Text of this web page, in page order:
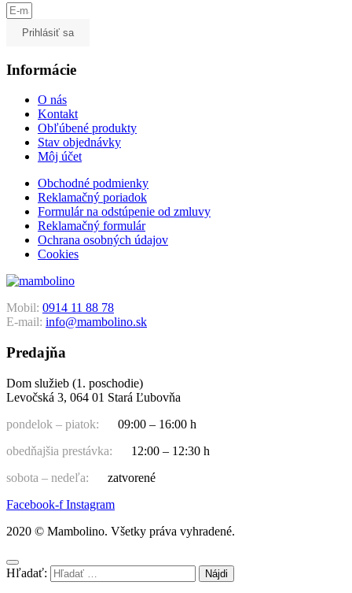
Prihlásiť sa
Informácie
O nás
Kontakt
Obľúbené produkty
Stav objednávky
Môj účet
Obchodné podmienky
Reklamačný poriadok
Formulár na odstúpenie od zmluvy
Reklamačný formulár
Ochrana osobných údajov
Cookies
Mobil: 0914 11 88 78
E-mail: info@mambolino.sk
Predajňa
Dom služieb (1. poschodie)
Levočská 3, 064 01 Stará Ľubovňa
pondelok – piatok:
09:00 – 16:00 h
obedňajšia prestávka:
12:00 – 12:30 h
sobota – nedeľa:
zatvorené
Facebook-f Instagram
2020 © Mambolino. Všetky práva vyhradené.
Hľadať: